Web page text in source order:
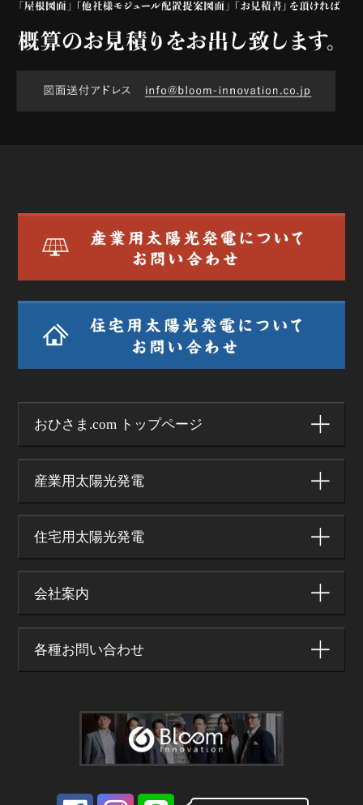
おひさま.com トップページ
産業用太陽光発電
住宅用太陽光発電
会社案内
各種お問い合わせ